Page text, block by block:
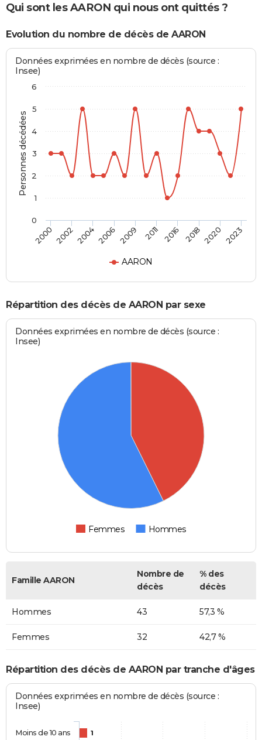
Qui sont les AARON qui nous ont quittés ?
Evolution du nombre de décès de AARON
Personnes décédées
Données exprimées en nombre de décès (source :
Insee)
AARON
2000 200220042006 2009 2011 2016 2018 2020 2023
0
1
2
3
4
5
6
Répartition des décès de AARON par sexe
Données exprimées en nombre de décès (source :
Insee)
Femmes Hommes
Famille AARON
Nombre de
décès
% des
décès
Hommes 43 57,3 %
Femmes 32 42,7 %
Répartition des décès de AARON par tranche d'âges
Données exprimées en nombre de décès (source :
Insee)
1
Moins de 10 ans